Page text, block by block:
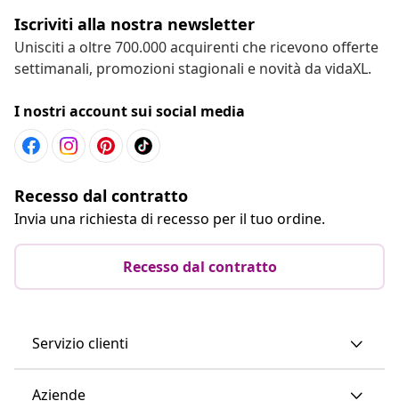
Iscriviti alla nostra newsletter
Unisciti a oltre 700.000 acquirenti che ricevono offerte
settimanali, promozioni stagionali e novità da vidaXL.
I nostri account sui social media
Recesso dal contratto
Invia una richiesta di recesso per il tuo ordine.
Recesso dal contratto
Servizio clienti
Aziende